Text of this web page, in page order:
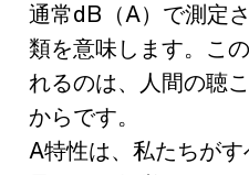
通常dB（A）で測定
類を意味します。こ
れるのは、人間の聴
からです。
A特性は、私たちが